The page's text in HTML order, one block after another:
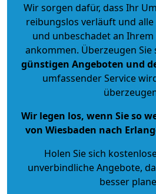
Wir sorgen dafür, dass Ihr
reibungslos verläuft und alle
und unbeschadet an
ankommen. Überzeugen Sie
günstigen Angeboten und
umfassender Service
Wir legen los, wenn Sie so
von Wiesbaden nach
Holen Sie sich
unverbindliche Angebote,
besser